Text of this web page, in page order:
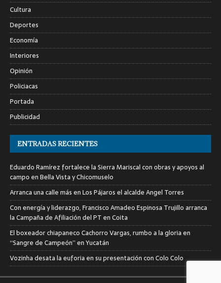
Cultura
Deportes
Economía
Interiores
Opinión
Policiacas
Portada
Publicidad
ENTRADAS RECIENTES
Eduardo Ramírez fortalece la Sierra Mariscal con obras y apoyos al
campo en Bella Vista y Chicomuselo
Arranca una calle más en Los Pájaros el alcalde Angel Torres
Con energía y liderazgo, Francisco Amadeo Espinosa Trujillo arranca
la Campaña de Afiliación del PT en Coita
El boxeador chiapaneco Cachorro Vargas, rumbo a la gloria en
“Sangre de Campeón” en Yucatán
Vozinha desata la euforia en su presentación con Colo Colo